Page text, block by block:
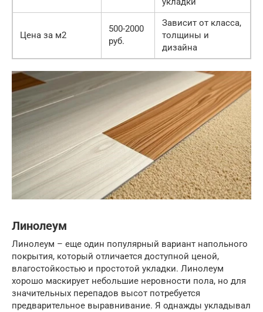
Цена за м2
500-2000
руб.
Зависит от класса,
толщины и
дизайна
Линолеум
Линолеум – еще один популярный вариант напольного
покрытия, который отличается доступной ценой,
влагостойкостью и простотой укладки. Линолеум
хорошо маскирует небольшие неровности пола, но для
значительных перепадов высот потребуется
предварительное выравнивание. Я однажды укладывал